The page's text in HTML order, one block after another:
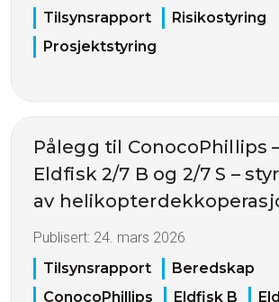
Tilsynsrapport
Risikostyring
Prosjektstyring
Pålegg til ConocoPhillips
Eldfisk 2/7 B og 2/7 S –
av
Publisert: 24. mars 2026
Tilsynsrapport
Beredskap
ConocoPhillips
Eldfisk B